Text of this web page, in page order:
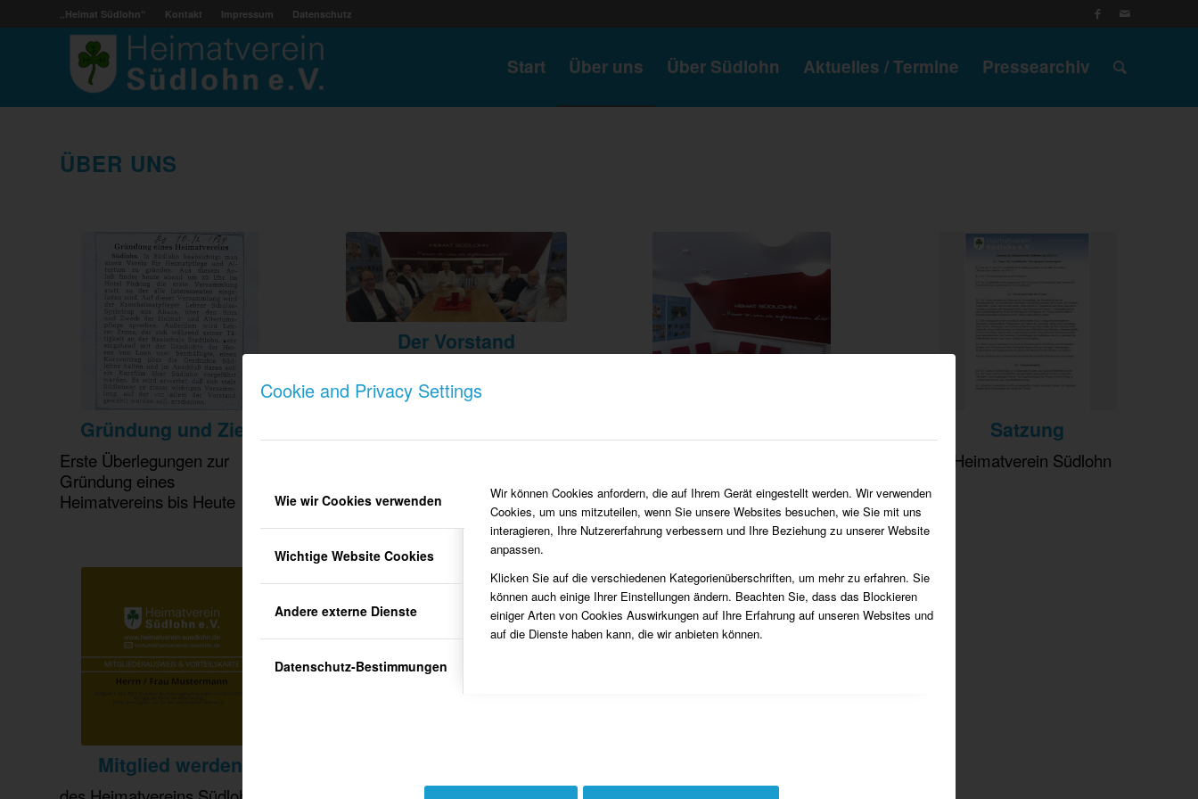
Cookie and Privacy Settings
Wie wir Cookies verwenden
Wichtige Website Cookies
Andere externe Dienste
Datenschutz-Bestimmungen
Wir können Cookies anfordern, die auf Ihrem Gerät eingestellt werden. Wir verwenden
Cookies, um uns mitzuteilen, wenn Sie unsere Websites besuchen, wie Sie mit uns
interagieren, Ihre Nutzererfahrung verbessern und Ihre Beziehung zu unserer Website
anpassen.
Klicken Sie auf die verschiedenen Kategorienüberschriften, um mehr zu erfahren. Sie
können auch einige Ihrer Einstellungen ändern. Beachten Sie, dass das Blockieren
einiger Arten von Cookies Auswirkungen auf Ihre Erfahrung auf unseren Websites und
auf die Dienste haben kann, die wir anbieten können.
„Heimat Südlohn“ Kontakt Impressum Datenschutz
Start Über uns Über Südlohn Aktuelles / Termine Pressearchiv
ÜBER UNS
Gründung und Ziele
Erste Überlegungen zur
Gründung eines
Heimatvereins bis Heute
Der Vorstand
Satzung geführt von dem
Satzung
vom Heimatverein Südlohn
Mitglied werden